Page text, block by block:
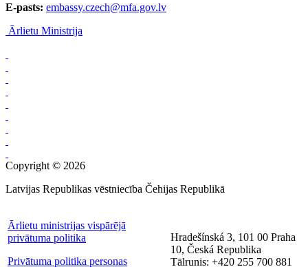
E-pasts: embassy.czech@mfa.gov.lv
Ārlietu Ministrija
Copyright © 2026
Latvijas Republikas vēstniecība Čehijas Republikā
Ārlietu ministrijas vispārējā
privātuma politika
Privātuma politika personas
Hradešínská 3, 101 00 Praha
10, Česká Republika
Tālrunis: +420 255 700 881